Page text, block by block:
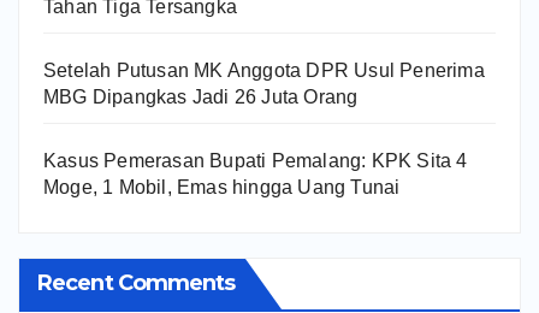
Tahan Tiga Tersangka
Setelah Putusan MK Anggota DPR Usul Penerima
MBG Dipangkas Jadi 26 Juta Orang
Kasus Pemerasan Bupati Pemalang: KPK Sita 4
Moge, 1 Mobil, Emas hingga Uang Tunai
Recent Comments